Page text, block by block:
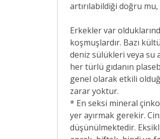
artırılabildiği doğru
Erkekler var
koşmuşlardır. Bazı
deniz sülükleri veya su
her türlü gıdanın
genel olarak etkili
zarar yoktur.
* En seksi mineral
yer ayırmak gerekir.
düşünülmektedir.